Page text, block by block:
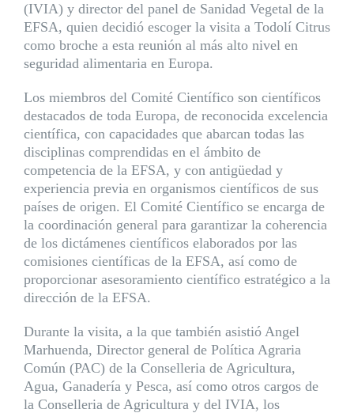
(IVIA) y director del panel de Sanidad Vegetal de la
EFSA, quien decidió escoger la visita a Todolí Citrus
como broche a esta reunión al más alto nivel en
seguridad alimentaria en Europa.
Los miembros del Comité Científico son científicos
destacados de toda Europa, de reconocida excelencia
científica, con capacidades que abarcan todas las
disciplinas comprendidas en el ámbito de
competencia de la EFSA, y con antigüedad y
experiencia previa en organismos científicos de sus
países de origen. El Comité Científico se encarga de
la coordinación general para garantizar la coherencia
de los dictámenes científicos elaborados por las
comisiones científicas de la EFSA, así como de
proporcionar asesoramiento científico estratégico a la
dirección de la EFSA.
Durante la visita, a la que también asistió Angel
Marhuenda, Director general de Política Agraria
Común (PAC) de la Conselleria de Agricultura,
Agua, Ganadería y Pesca, así como otros cargos de
la Conselleria de Agricultura y del IVIA, los